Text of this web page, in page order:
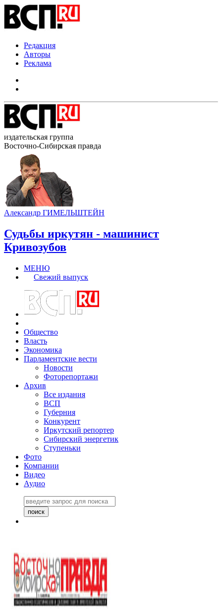
Редакция
Авторы
Реклама
издательская группа
Восточно-Сибирская правда
Александр ГИМЕЛЬШТЕЙН
Судьбы иркутян - машинист
Кривозубов
МЕНЮ
Свежий выпуск
Общество
Власть
Экономика
Парламентские вести
Новости
Фоторепортажи
Архив
Все издания
ВСП
Губерния
Конкурент
Иркутский репортер
Сибирский энергетик
Ступеньки
Фото
Компании
Видео
Аудио